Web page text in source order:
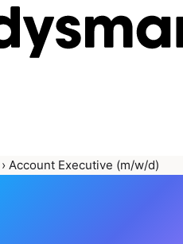
› Account Executive (m/w/d)